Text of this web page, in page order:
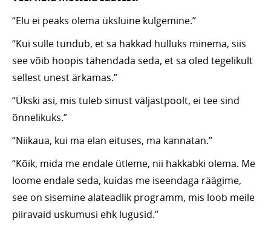
“Elu ei peaks olema üksluine kulgemine.”
“Kui sulle tundub, et sa hakkad hulluks minema, siis
see võib hoopis tähendada seda, et sa oled tegelikult
sellest unest ärkamas.”
“Ükski asi, mis tuleb sinust väljastpoolt, ei tee sind
õnnelikuks.”
“Niikaua, kui ma elan eituses, ma kannatan.”
“Kõik, mida me endale ütleme, nii hakkabki olema. Me
loome endale seda, kuidas me iseendaga räägime,
see on sisemine alateadlik programm, mis loob meile
piiravaid uskumusi ehk lugusid.”